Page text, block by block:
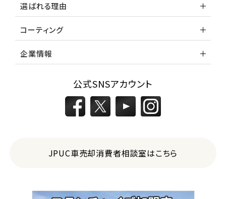
選ばれる理由
コーティング
企業情報
公式SNSアカウント
JPUC車売却消費者相談室はこちら